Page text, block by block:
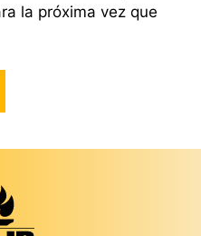
la próxima vez que